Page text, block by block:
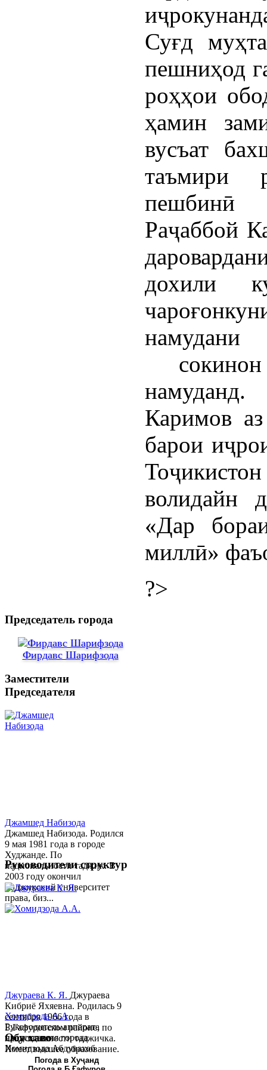
Суғд
пешниҳод
роҳҳои
ҳамин
вусъат
таъмири
пешбинӣ
Раҷаббой
дохили
сокинон
Каримов
барои
волидайн
«Дар
миллӣ»
?>
Председатель города
Фирдавс Шарифзода
Заместители
Председателя
Джамшед Набизода
Джамшед Набизода. Родился
9 мая 1981 года в городе
Худжанде. По
национальности таджик. В
2003 году окончил
Таджикский университет
права, биз...
Хомидзода А.А.
Руководитель аппарата
председателя города
Хомидзода Абдувахоб
Абдумаджид родился 8
Руководители структур
Джураева К. Я. Джураева
Кибриё Яхяевна. Родилась 9
сентября 1966 года в
Б.Гафуровском районе, по
национальности таджичка.
Имеет высшее образование.
В 1997 ...
Обу хаво
Погода в Хуҷанд